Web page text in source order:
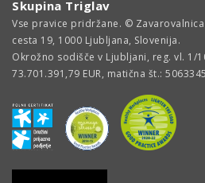
Skupina Triglav
Vse pravice pridržane. ©
cesta 19, 1000 Ljubljana, Slovenija.
Okrožno sodišče v Ljubljani, reg. vl. 1/
73.701.391,79 EUR, matična št.: